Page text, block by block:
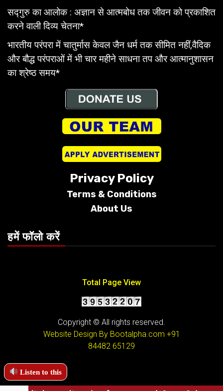
सद्गुरु का आलोक : अज्ञान से आत्मबोध तक जीवन को प्रकाशित
करने वाली दिव्य चेतना*
भारतीय परंपरा में चातुर्मास केवल जैन धर्म तक सीमित नहीं,वैदिक
और बौद्ध परंपराओं में भी चार महीने साधना तप और आत्मानुशासन
का श्रेष्ठ समय*
Privacy Policy
Terms & Conditions
About Us
हमें फॉलो करें
Total Page View
Copyright © All rights reserved.
Website Design By Bootalpha.com +91
84482 65129
Listen to this